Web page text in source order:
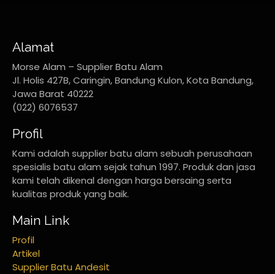
Alamat
Morse Alam – Supplier Batu Alam
Jl. Holis 427B, Caringin, Bandung Kulon, Kota Bandung,
Jawa Barat 40222
(022) 6076537
Profil
Kami adalah supplier batu alam sebuah perusahaan
spesialis batu alam sejak tahun 1997. Produk dan jasa
kami telah dikenal dengan harga bersaing serta
kualitas produk yang baik.
Main Link
Profil
Artikel
Supplier Batu Andesit